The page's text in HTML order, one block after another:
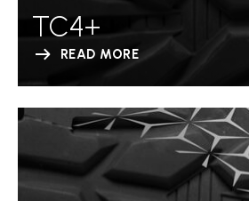
TC4+
READ MORE